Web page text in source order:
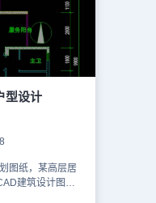
型设计
图纸，某高层居
建筑设计图纸